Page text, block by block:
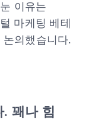
이유는
마케팅 베테
의했습니다.
. 꽤나 힘